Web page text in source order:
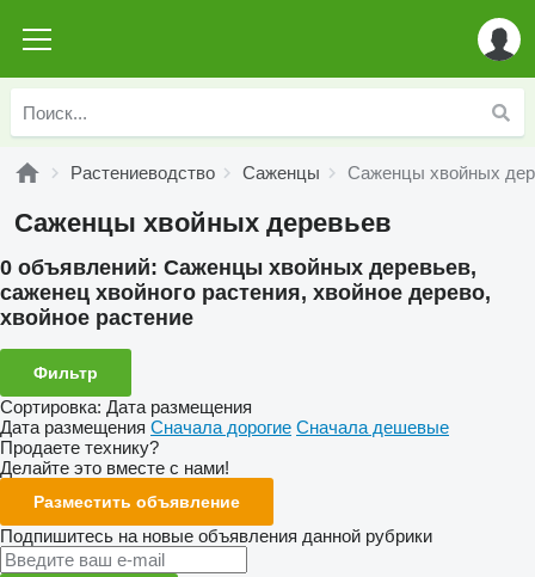
Растениеводство Саженцы Саженцы хвойных
Саженцы хвойных деревьев
0 объявлений: Саженцы хвойных деревьев,
саженец хвойного растения, хвойное дерево,
хвойное растение
Фильтр
Сортировка: Дата размещения
Дата размещения Сначала дорогие Сначала дешевые
Продаете технику?
Делайте это вместе с нами!
Разместить объявление
Подпишитесь на новые объявления данной рубрики